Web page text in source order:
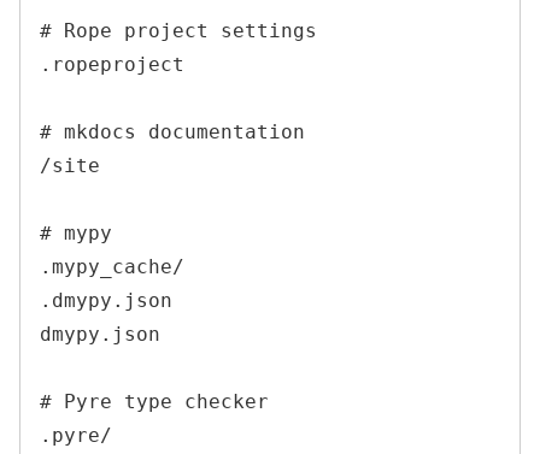
# Rope project settings
.ropeproject
# mkdocs documentation
/site
# mypy
.mypy_cache/
.dmypy.json
dmypy.json
# Pyre type checker
.pyre/